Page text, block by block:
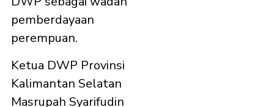
pemberdayaan
perempuan.
Ketua DWP Provinsi
Kalimantan Selatan
Masrupah Syarifudin